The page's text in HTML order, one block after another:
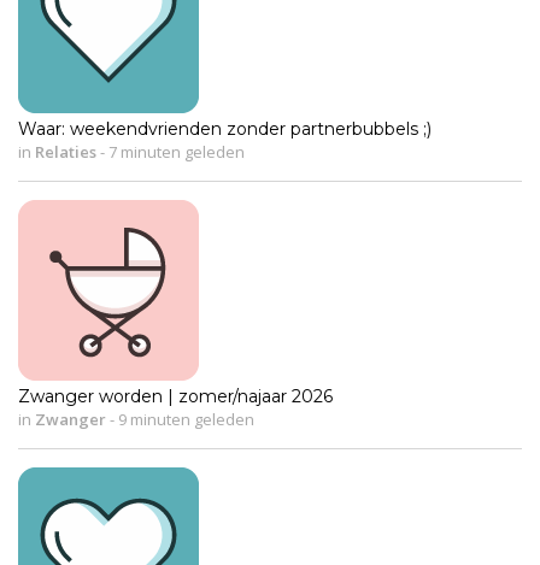
Waar: weekendvrienden zonder partnerbubbels ;)
in Relaties- 7 minuten geleden
Zwanger worden | zomer/najaar 2026
in Zwanger- 9 minuten geleden